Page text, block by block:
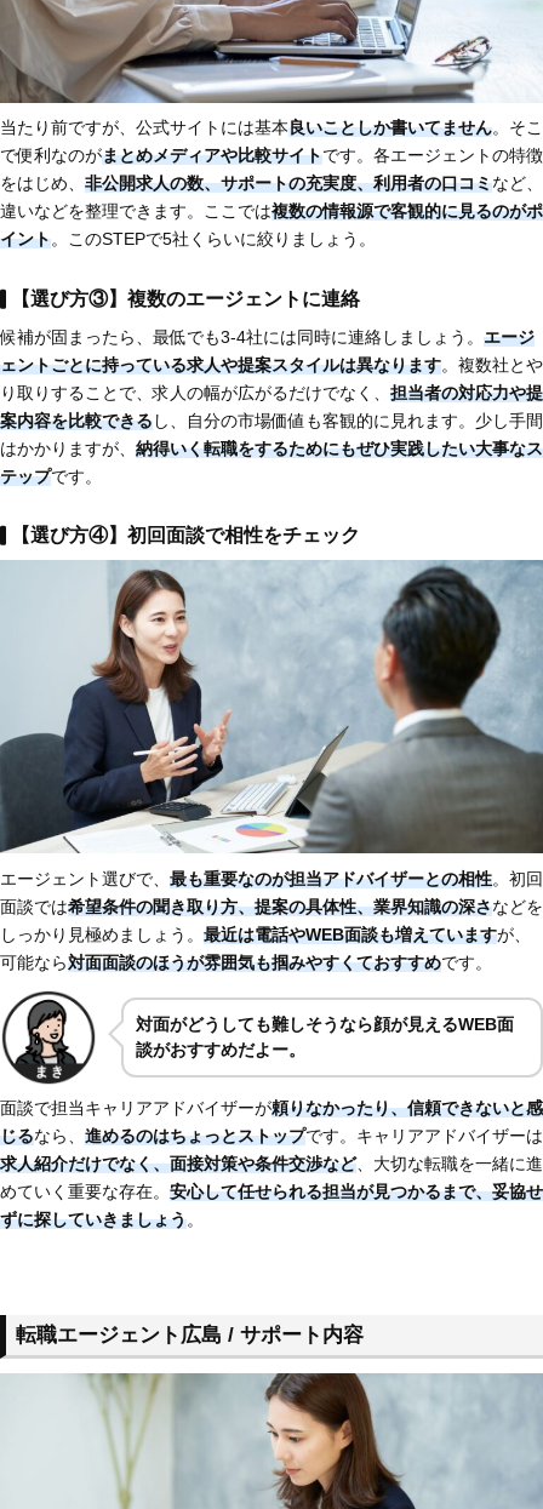
当たり前ですが、公式サイトには基本良いことしか書いてません。そこ
で便利なのがまとめメディアや比較サイトです。各エージェントの特徴
をはじめ、 非公開求人の数、サポートの充実度、利用者の口コミなど、
違いなどを整理できます。ここでは複数の情報源で客観的に見るのがポ
イント。このSTEPで5社くらいに絞りましょう。
【選び方③】複数のエージェントに連絡
候補が固まったら、最低でも3-4社には同時に連絡しましょう。 エージ
ェントごとに持っている求人や提案スタイルは異なります。複数社とや
り取りすることで、求人の幅が広がるだけでなく、 担当者の対応力や提
案内容を比較できるし、自分の市場価値も客観的に見れます。少し手間
はかかりますが、 納得いく転職をするためにもぜひ実践したい大事なス
テップです。
【選び方④】初回面談で相性をチェック
エージェント選びで、 最も重要なのが担当アドバイザーとの相性。初回
面談では希望条件の聞き取り方、提案の具体性、業界知識の深さなどを
しっかり見極めましょう。 最近は電話やWEB面談も増えていますが、
可能なら対面面談のほうが雰囲気も掴みやすくておすすめです。
対面がどうしても難しそうなら顔が見えるWEB面
談がおすすめだよー。
面談で担当キャリアアドバイザーが頼りなかったり、信頼できないと感
じるなら、 進めるのはちょっとストップです。キャリアアドバイザーは
求人紹介だけでなく、面接対策や条件交渉など、大切な転職を一緒に進
めていく重要な存在。 安心して任せられる担当が見つかるまで、妥協せ
ずに探していきましょう。
転職エージェント広島 / サポート内容